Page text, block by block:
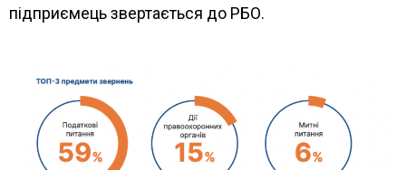
підприємець звертається до РБО.